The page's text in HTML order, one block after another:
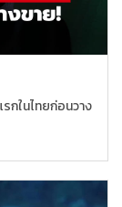
กในไทยก่อนวาง